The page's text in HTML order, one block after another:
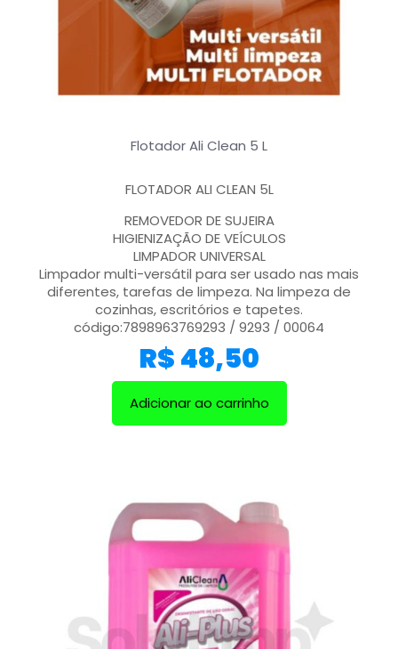
Flotador Ali Clean 5 L
FLOTADOR ALI CLEAN 5L
REMOVEDOR DE SUJEIRA
HIGIENIZAÇÃO DE VEÍCULOS
LIMPADOR UNIVERSAL
Limpador multi-versátil para ser usado nas mais
diferentes, tarefas de limpeza. Na limpeza de
cozinhas, escritórios e tapetes.
código:7898963769293 / 9293 / 00064
R$48,50
Adicionar ao carrinho